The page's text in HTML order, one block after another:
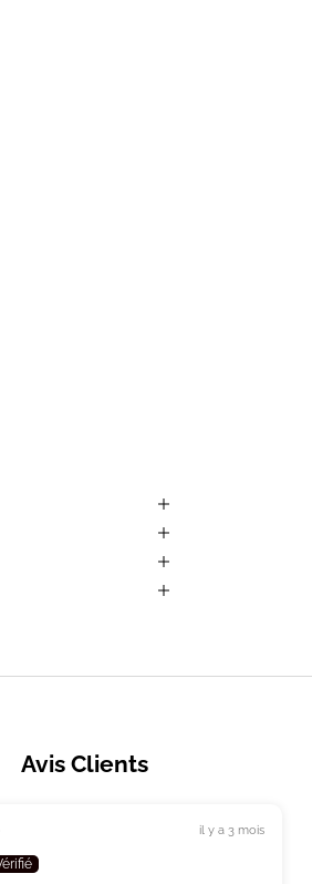
Avis Clients
il y a 3 mois